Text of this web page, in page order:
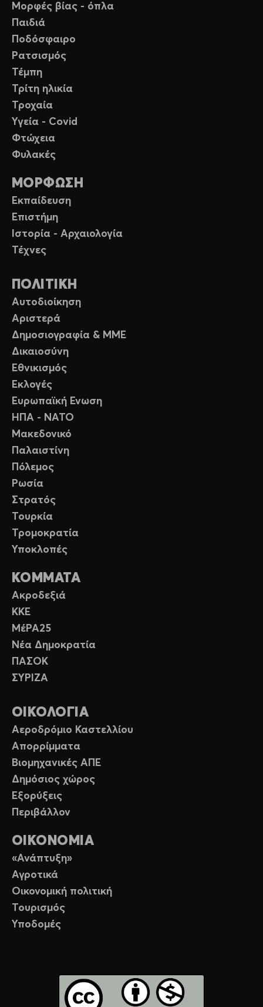
Μορφές βίας - όπλα
Παιδιά
Ποδόσφαιρο
Ρατσισμός
Τέμπη
Τρίτη ηλικία
Τροχαία
Υγεία - Covid
Φτώχεια
Φυλακές
ΜΟΡΦΩΣΗ
Εκπαίδευση
Επιστήμη
Ιστορία - Αρχαιολογία
Τέχνες
ΠΟΛΙΤΙΚΗ
Αυτοδιοίκηση
Αριστερά
Δημοσιογραφία & ΜΜΕ
Δικαιοσύνη
Εθνικισμός
Εκλογές
Ευρωπαϊκή Ενωση
ΗΠΑ - ΝΑΤΟ
Μακεδονικό
Παλαιστίνη
Πόλεμος
Ρωσία
Στρατός
Τουρκία
Τρομοκρατία
Υποκλοπές
ΚΟΜΜΑΤΑ
Ακροδεξιά
ΚΚΕ
ΜέΡΑ25
Νέα Δημοκρατία
ΠΑΣΟΚ
ΣΥΡΙΖΑ
ΟΙΚΟΛΟΓΙΑ
Αεροδρόμιο Καστελλίου
Απορρίμματα
Βιομηχανικές ΑΠΕ
Δημόσιος χώρος
Εξορύξεις
Περιβάλλον
ΟΙΚΟΝΟΜΙΑ
«Ανάπτυξη»
Αγροτικά
Οικονομική πολιτική
Τουρισμός
Υποδομές